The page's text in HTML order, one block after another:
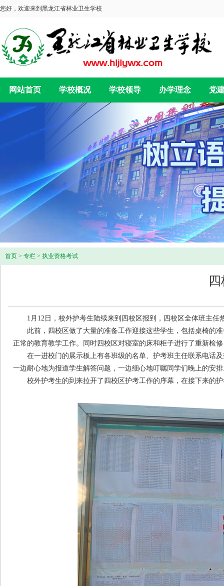
您好，欢迎来到黑龙江省林业卫生学校
网站首页 学校概况 学校领导 办学理念 党
首页 > 专栏 > 执业资格考试
1月12日，校外护考生陆续来到四校区报到，四校区全体班主任
此前，四校区做了大量的准备工作迎接这些学生，包括桌椅的准
正常的教育教学工作。同时四校区对寝室的床和柜子进行了重新检
在一进校门的展示板上有各班级的名单、护考班主任联系电话及
一边耐心地为报道学生解答问题，一边细心地叮嘱同学们晚上的安
校外护考生的到来拉开了四校区护考工作的序幕，在接下来的护